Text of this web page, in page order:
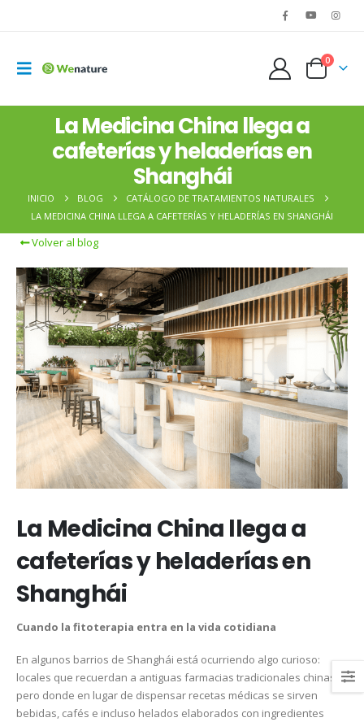
0
La Medicina China llega a
cafeterías y heladerías en
Shanghái
INICIO BLOG
CATÁLOGO DE TRATAMIENTOS NATURALES
LA MEDICINA CHINA LLEGA A CAFETERÍAS Y HELADERÍAS EN SHANGHÁI
Volver al blog
La Medicina China llega a
cafeterías y heladerías en
Shanghái
Cuando la fitoterapia entra en la vida cotidiana
En algunos barrios de Shanghái está ocurriendo algo curioso:
locales que recuerdan a antiguas farmacias tradicionales chinas,
pero donde en lugar de dispensar recetas médicas se sirven
bebidas, cafés e incluso helados elaborados con ingredientes